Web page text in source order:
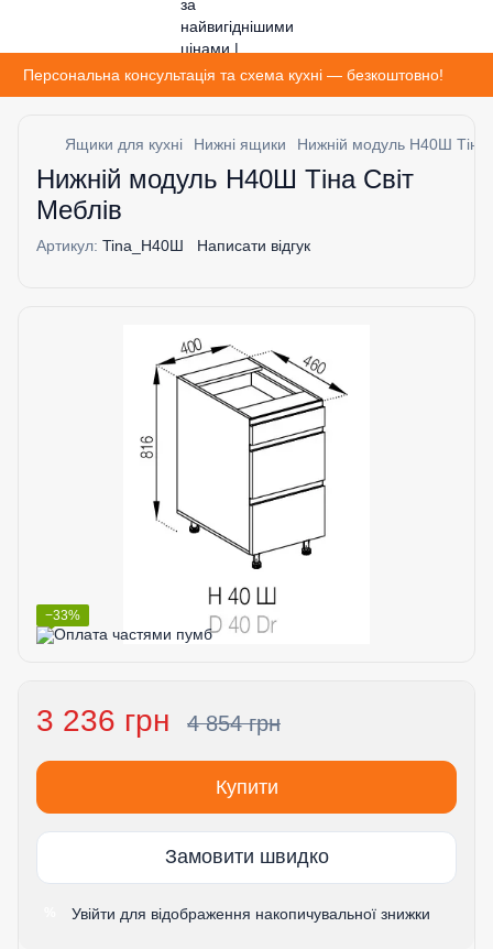
Персональна консультація та схема кухні — безкоштовно!
Ящики для кухні Нижні ящики Нижній модуль H40Ш Тіна
Нижній модуль H40Ш Тіна Світ
Меблів
Артикул: Tina_H40Ш Написати відгук
−33%
3 236 грн 4 854 грн
Купити
Замовити швидко
Увійти для відображення накопичувальної знижки